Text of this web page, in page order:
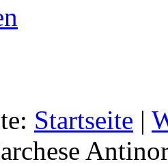
Startseite |